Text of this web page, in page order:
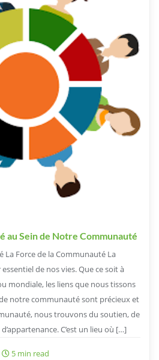
au Sein de Notre Communauté
La Force de la Communauté La
de nos vies. Que ce soit à
mondiale, les liens que nous tissons
notre communauté sont précieux et
nous trouvons du soutien, de
C’est un lieu où […]
5 min read